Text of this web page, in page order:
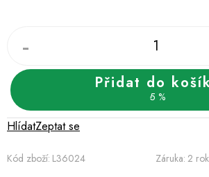
Přidat do
5 %
Kód zboží: L36024 Záruka: 2
Zeptat se
Hlídat